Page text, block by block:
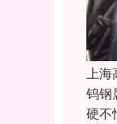
上海
钨钢
硬不